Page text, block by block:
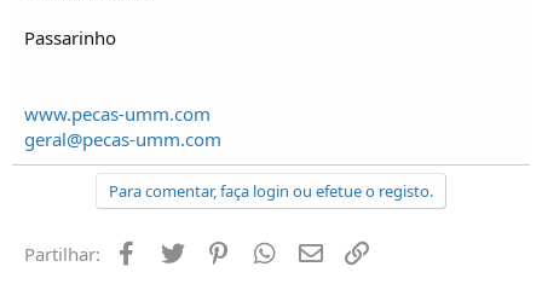
Passarinho
www.pecas-umm.com
geral@pecas-umm.com
Para comentar, faça login ou efetue o registo.
Partilhar: Facebook
Twitter PinterestWhatsapp
Email